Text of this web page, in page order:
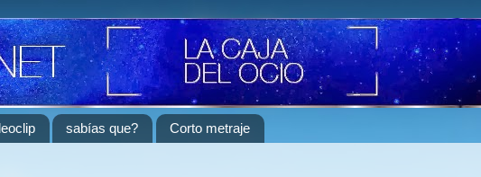
sabías que? Corto metraje